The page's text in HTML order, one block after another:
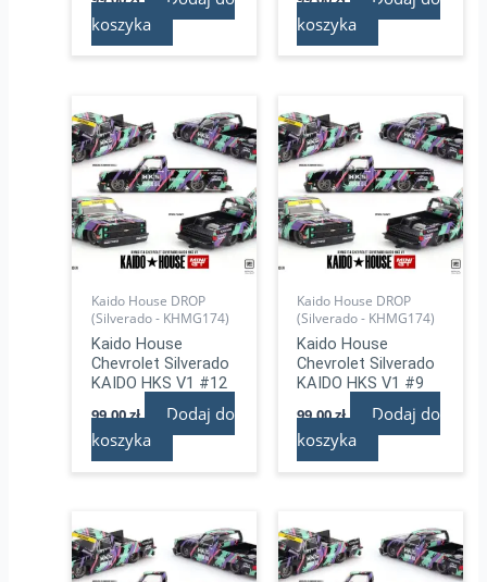
koszyka
koszyka
Kaido House DROP
(Silverado - KHMG174)
Kaido House
Chevrolet Silverado
KAIDO HKS V1 #12
99,00zł
Dodaj do
koszyka
Kaido House DROP
(Silverado - KHMG174)
Kaido House
Chevrolet Silverado
KAIDO HKS V1 #9
99,00zł
Dodaj do
koszyka